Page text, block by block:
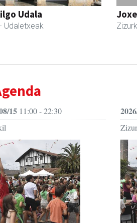
Udala
- Udaletxeak
15 11:00 - 22:30